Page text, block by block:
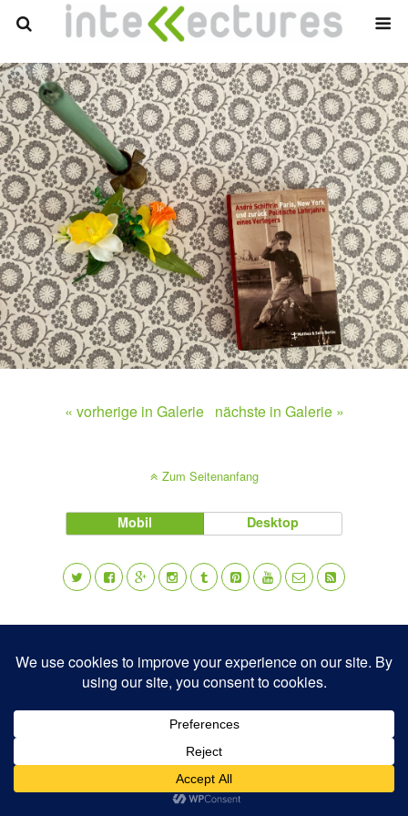
« vorherige in Galerie nächste in Galerie »
Zum Seitenanfang
Mobil Desktop